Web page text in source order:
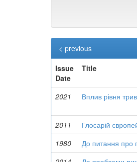
< previous
Issue
Date
Title
2021 Вплив рівня
2011
Глосарій
1980
До питання про